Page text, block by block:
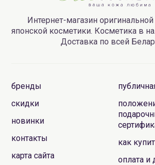
Интернет-магазин
японской косметики. Косметика в
Доставка по всей
бренды
скидки
новинки
контакты
карта сайта
как
оплата и